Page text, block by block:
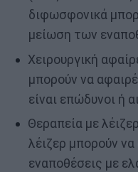
διφωσφονικά
μείωση των
Χειρουργική
μπορούν να
είναι επώδυνοι ή
Θεραπεία με
λέιζερ μπορούν
εναποθέσεις με